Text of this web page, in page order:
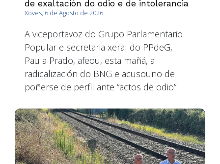
de exaltación do odio e de intolerancia
Xoves, 6 de Agosto de 2026
A viceportavoz do Grupo Parlamentario
Popular e secretaria xeral do PPdeG,
Paula Prado, afeou, esta mañá, a
radicalización do BNG e acusouno de
poñerse de perfil ante “actos de odio”: